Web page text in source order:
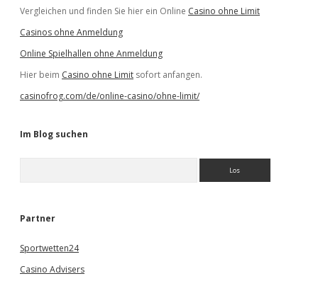
Vergleichen und finden Sie hier ein Online Casino ohne Limit
Casinos ohne Anmeldung
Online Spielhallen ohne Anmeldung
Hier beim Casino ohne Limit sofort anfangen.
casinofrog.com/de/online-casino/ohne-limit/
Im Blog suchen
e
Partner
Sportwetten24
Casino Advisers